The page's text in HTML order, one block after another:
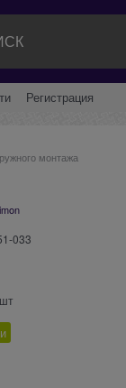
Регистрация
монтажа
033
шт